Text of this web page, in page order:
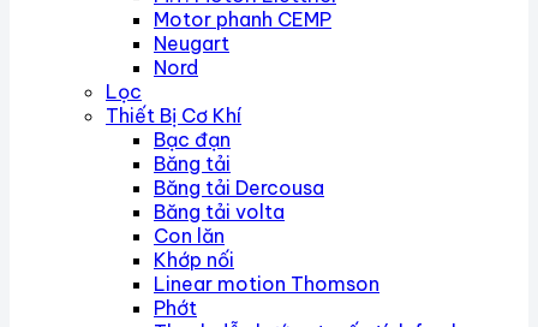
Motor phanh CEMP
Neugart
Nord
Lọc
Thiết Bị Cơ Khí
Bạc đạn
Băng tải
Băng tải Dercousa
Băng tải volta
Con lăn
Khớp nối
Linear motion Thomson
Phớt